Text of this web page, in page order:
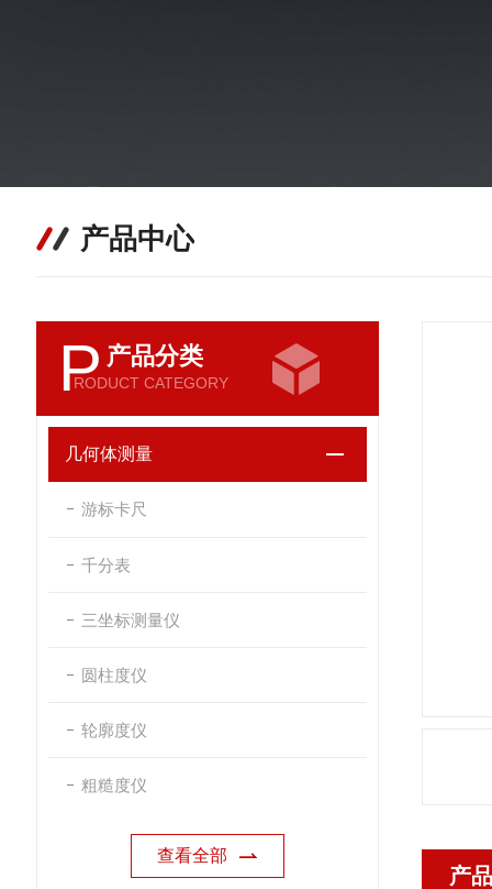
产品中心
P 产品分类
RODUCT CATEGORY
几何体测量
游标卡尺
千分表
三坐标测量仪
圆柱度仪
轮廓度仪
粗糙度仪
查看全部
产